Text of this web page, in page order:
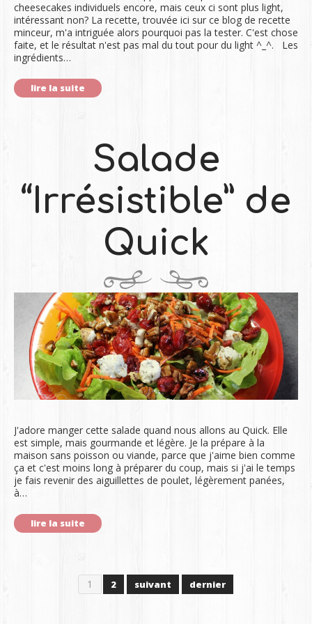
cheesecakes individuels encore, mais ceux ci sont plus light,
intéressant non? La recette, trouvée ici sur ce blog de recette
minceur, m'a intriguée alors pourquoi pas la tester. C'est chose
faite, et le résultat n'est pas mal du tout pour du light ^_^. Les
ingrédients…
lire la suite
Salade
“Irrésistible” de
Quick
J'adore manger cette salade quand nous allons au Quick. Elle
est simple, mais gourmande et légère. Je la prépare à la
maison sans poisson ou viande, parce que j'aime bien comme
ça et c'est moins long à préparer du coup, mais si j'ai le temps
je fais revenir des aiguillettes de poulet, légèrement panées,
à…
lire la suite
1 2 suivant dernier